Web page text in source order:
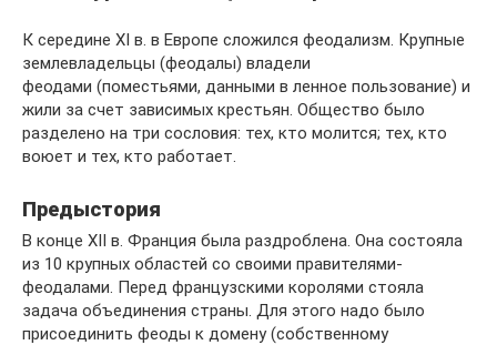
К середине XI в. в Европе сложился феодализм. Крупные
землевладельцы (феодалы) владели
феодами (поместьями, данными в ленное пользование) и
жили за счет зависимых крестьян. Общество было
разделено на три сословия: тех, кто молится; тех, кто
воюет и тех, кто работает.
Предыстория
В конце XII в. Франция была раздроблена. Она состояла
из 10 крупных областей со своими правителями-
феодалами. Перед французскими королями стояла
задача объединения страны. Для этого надо было
присоединить феоды к домену (собственному